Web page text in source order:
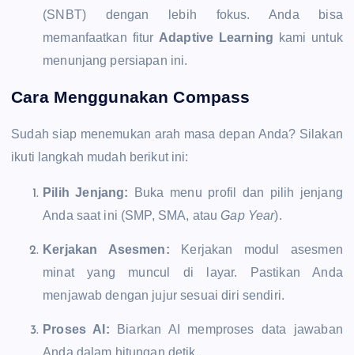
(SNBT) dengan lebih fokus. Anda bisa
memanfaatkan fiturAdaptive Learning kami untuk
menunjang persiapan ini.
Cara Menggunakan Compass
Sudah siap menemukan arah masa depan Anda? Silakan
ikuti langkah mudah berikut ini:
Pilih Jenjang: Buka menu profil dan pilih jenjang
Anda saat ini (SMP, SMA, atauGap Year).
Kerjakan Asesmen: Kerjakan modul asesmen
minat yang muncul di layar. Pastikan Anda
menjawab dengan jujur sesuai diri sendiri.
Proses AI: Biarkan AI memproses data jawaban
Anda dalam hitungan detik.